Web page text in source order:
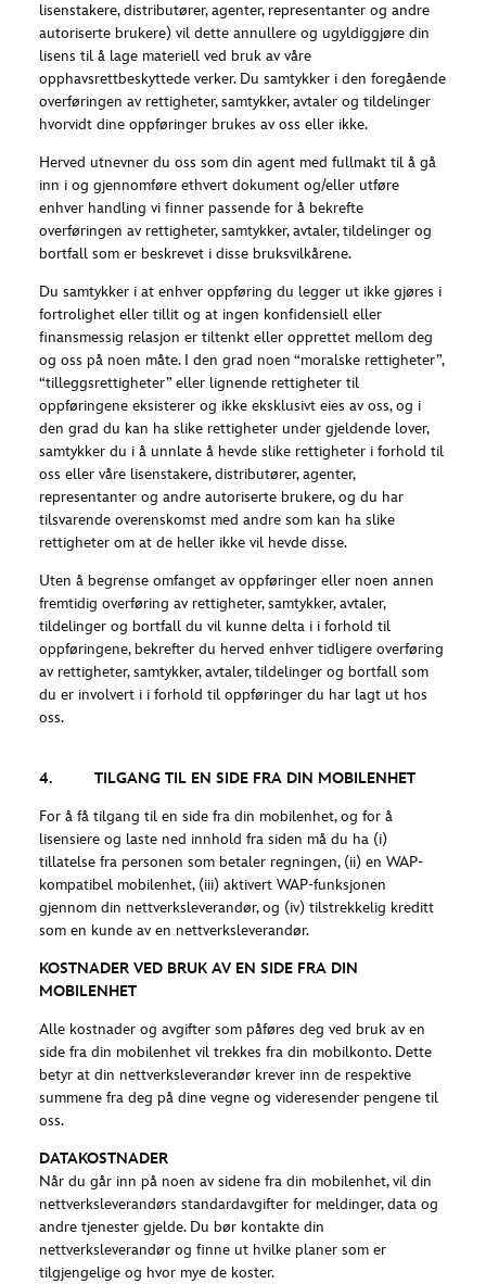
lisenstakere, distributører, agenter, representanter og andre
autoriserte brukere) vil dette annullere og ugyldiggjøre din
lisens til å lage materiell ved bruk av våre
opphavsrettbeskyttede verker. Du samtykker i den foregående
overføringen av rettigheter, samtykker, avtaler og tildelinger
hvorvidt dine oppføringer brukes av oss eller ikke.
Herved utnevner du oss som din agent med fullmakt til å gå
inn i og gjennomføre ethvert dokument og/eller utføre
enhver handling vi finner passende for å bekrefte
overføringen av rettigheter, samtykker, avtaler, tildelinger og
bortfall som er beskrevet i disse bruksvilkårene.
Du samtykker i at enhver oppføring du legger ut ikke gjøres i
fortrolighet eller tillit og at ingen konfidensiell eller
finansmessig relasjon er tiltenkt eller opprettet mellom deg
og oss på noen måte. I den grad noen “moralske rettigheter”,
“tilleggsrettigheter” eller lignende rettigheter til
oppføringene eksisterer og ikke eksklusivt eies av oss, og i
den grad du kan ha slike rettigheter under gjeldende lover,
samtykker du i å unnlate å hevde slike rettigheter i forhold til
oss eller våre lisenstakere, distributører, agenter,
representanter og andre autoriserte brukere, og du har
tilsvarende overenskomst med andre som kan ha slike
rettigheter om at de heller ikke vil hevde disse.
Uten å begrense omfanget av oppføringer eller noen annen
fremtidig overføring av rettigheter, samtykker, avtaler,
tildelinger og bortfall du vil kunne delta i i forhold til
oppføringene, bekrefter du herved enhver tidligere overføring
av rettigheter, samtykker, avtaler, tildelinger og bortfall som
du er involvert i i forhold til oppføringer du har lagt ut hos
oss.
4. TILGANG TIL EN SIDE FRA DIN MOBILENHET
For å få tilgang til en side fra din mobilenhet, og for å
lisensiere og laste ned innhold fra siden må du ha (i)
tillatelse fra personen som betaler regningen, (ii) en WAP-
kompatibel mobilenhet, (iii) aktivert WAP-funksjonen
gjennom din nettverksleverandør, og (iv) tilstrekkelig kreditt
som en kunde av en nettverksleverandør.
KOSTNADER VED BRUK AV EN SIDE FRA DIN
MOBILENHET
Alle kostnader og avgifter som påføres deg ved bruk av en
side fra din mobilenhet vil trekkes fra din mobilkonto. Dette
betyr at din nettverksleverandør krever inn de respektive
summene fra deg på dine vegne og videresender pengene til
oss.
DATAKOSTNADER
Når du går inn på noen av sidene fra din mobilenhet, vil din
nettverksleverandørs standardavgifter for meldinger, data og
andre tjenester gjelde. Du bør kontakte din
nettverksleverandør og finne ut hvilke planer som er
tilgjengelige og hvor mye de koster.